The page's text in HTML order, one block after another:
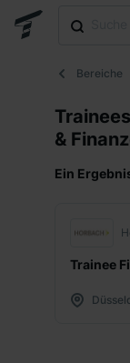
Bereiche
&
Ein
Trainee